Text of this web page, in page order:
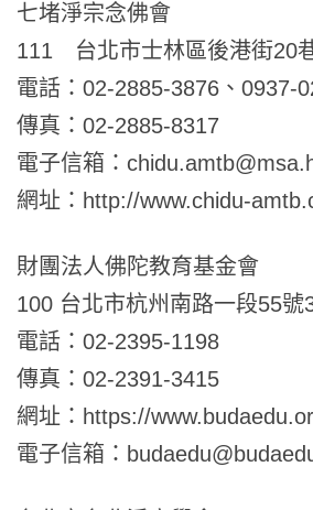
七堵淨宗念佛會
111 台北市士林區後港街20
電話：02-2885-3876、0937-
傳真：02-2885-8317
電子信箱：
網址：http://www.chidu-
財團法人佛陀教育基金會
100 台北市杭州南路一段55號
電話：02-2395-1198
傳真：02-2391-3415
網址：https://
電子信箱：